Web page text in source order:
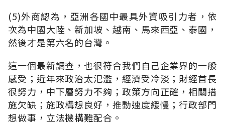
(5)外商認為，亞洲各國中最具外資吸引力者，依
次為中國大陸、新加坡、越南、馬來西亞、泰國，
然後才是第六名的台灣。
這一個最新調查，也很符合我們自己企業界的一般
感受；近年來政治太氾濫，經濟受冷淡；財經首長
很努力，中下層努力不夠；政策方向正確，相關措
施欠缺；施政構想良好，推動速度緩慢；行政部門
想做事，立法機構難配合。